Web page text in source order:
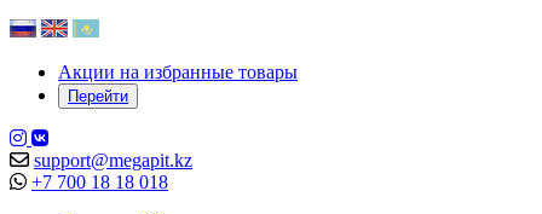
Акции на избранные товары
Перейти
support@megapit.kz
+7 700 18 18 018